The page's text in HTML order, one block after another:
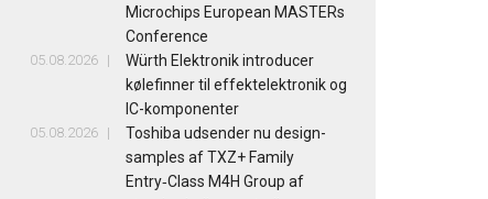
Microchips European MASTERs
Conference
05.08.2026
Würth Elektronik introducer
kølefinner til effektelektronik og
IC-komponenter
05.08.2026
Toshiba udsender nu design-
samples af TXZ+ Family
Entry‑Class M4H Group af